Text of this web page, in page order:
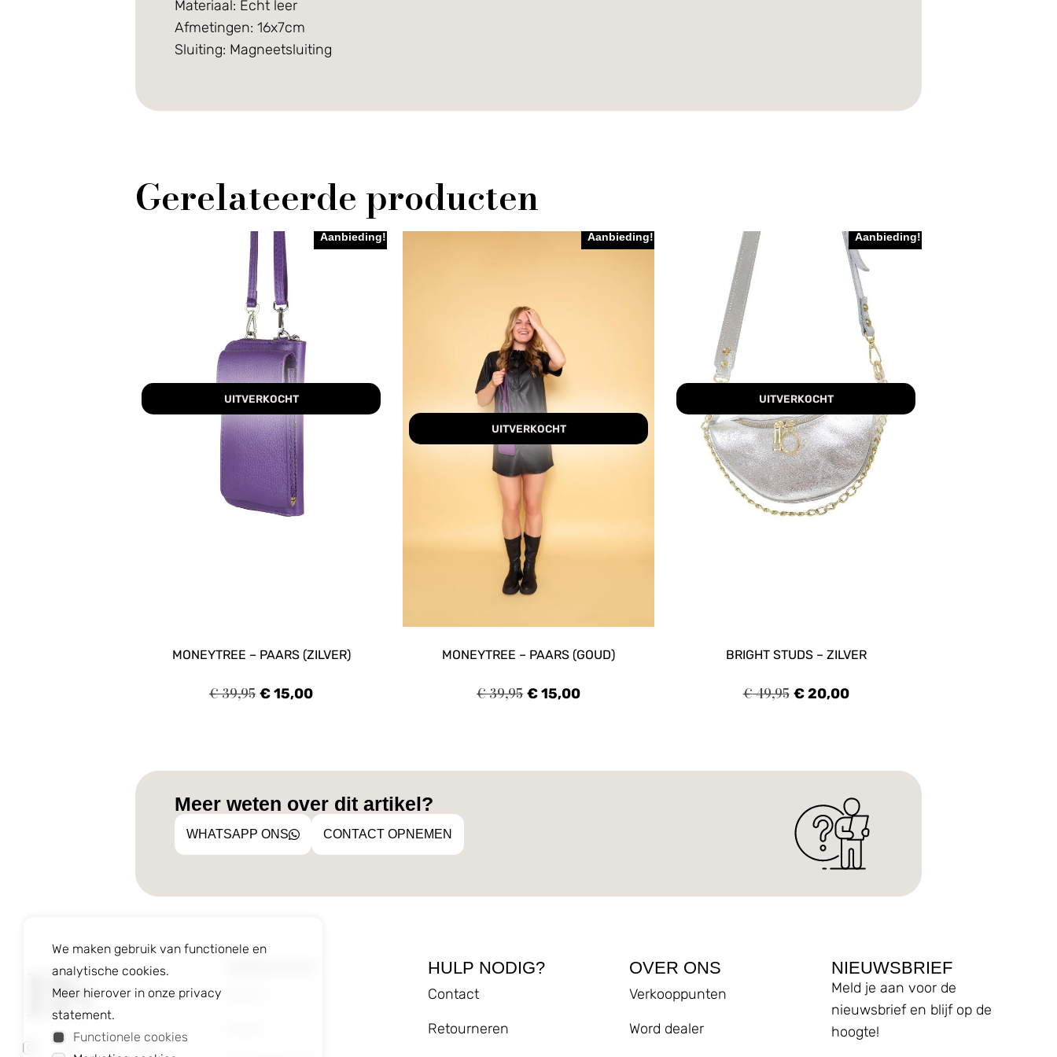
Materiaal: Echt leer
Afmetingen: 16x7cm
Sluiting: Magneetsluiting
Gerelateerde producten
Aanbieding!
UITVERKOCHT
MONEYTREE – PAARS (ZILVER)
€39,95 €15,00
Aanbieding!
UITVERKOCHT
MONEYTREE – PAARS (GOUD)
€39,95 €15,00
Aanbieding!
UITVERKOCHT
BRIGHT STUDS – ZILVER
€49,95 €20,00
Meer weten over dit artikel?
WHATSAPP ONS CONTACT OPNEMEN
HULP NODIG?
Contact
Retourneren
OVER ONS
Verkooppunten
Word dealer
NIEUWSBRIEF
Meld je aan voor de
nieuwsbrief en blijf op de
hoogte!
We maken gebruik van functionele en
analytische cookies.
Meer hierover in onze privacy
statement.
Functionele cookies